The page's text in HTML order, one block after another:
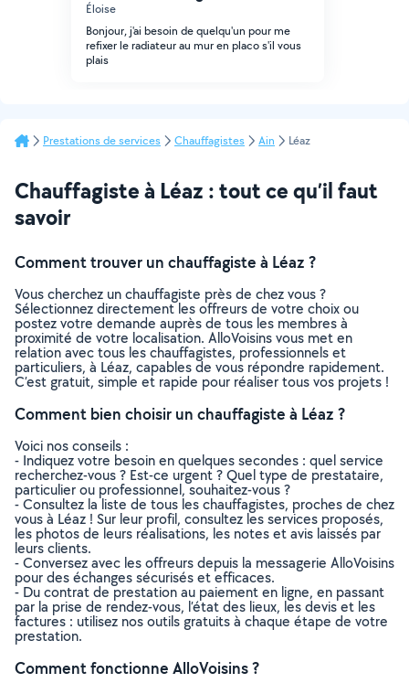
Éloise
Bonjour, j'ai besoin de quelqu'un pour me
refixer le radiateur au mur en placo s'il vous
plais
Prestations de services Chauffagistes Ain Léaz
Chauffagiste à Léaz : tout ce qu’il faut
savoir
Comment trouver un chauffagiste à Léaz ?
Vous cherchez un chauffagiste près de chez vous ?
Sélectionnez directement les offreurs de votre choix ou
postez votre demande auprès de tous les membres à
proximité de votre localisation. AlloVoisins vous met en
relation avec tous les chauffagistes, professionnels et
particuliers, à Léaz, capables de vous répondre rapidement.
C’est gratuit, simple et rapide pour réaliser tous vos projets !
Comment bien choisir un chauffagiste à Léaz ?
Voici nos conseils :
- Indiquez votre besoin en quelques secondes : quel service
recherchez-vous ? Est-ce urgent ? Quel type de prestataire,
particulier ou professionnel, souhaitez-vous ?
- Consultez la liste de tous les chauffagistes, proches de chez
vous à Léaz ! Sur leur profil, consultez les services proposés,
les photos de leurs réalisations, les notes et avis laissés par
leurs clients.
- Conversez avec les offreurs depuis la messagerie AlloVoisins
pour des échanges sécurisés et efficaces.
- Du contrat de prestation au paiement en ligne, en passant
par la prise de rendez-vous, l’état des lieux, les devis et les
factures : utilisez nos outils gratuits à chaque étape de votre
prestation.
Comment fonctionne AlloVoisins ?